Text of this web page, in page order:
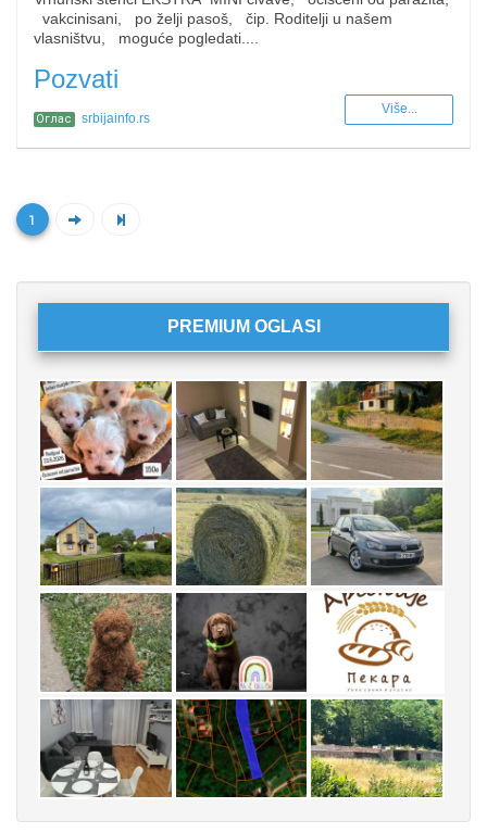
vakcinisani, po želji pasoš, čip. Roditelji u našem
vlasništvu, moguće pogledati....
Pozvati
Оглас srbijainfo.rs
Više...
1
PREMIUM OGLASI